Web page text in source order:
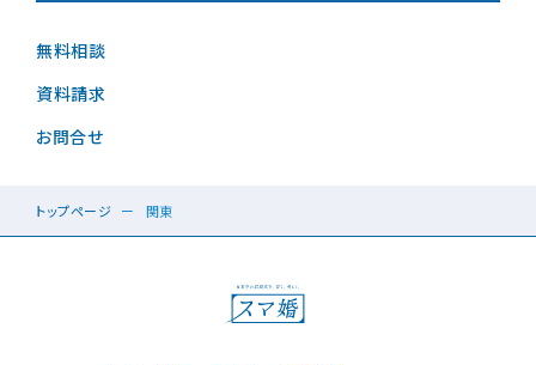
無料相談
資料請求
お問合せ
トップページ 関東